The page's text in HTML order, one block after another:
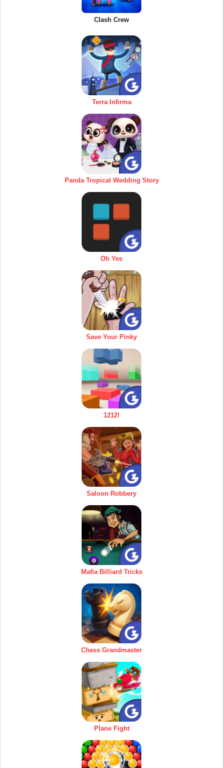
Clash Crew
Terra Infirma
Panda Tropical Wedding Story
Oh Yes
Save Your Pinky
1212!
Saloon Robbery
Mafia Billiard Tricks
Chess Grandmaster
Plane Fight